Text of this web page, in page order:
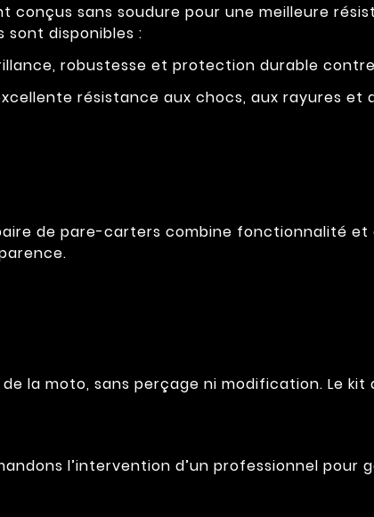
conçus sans soudure pour une meilleure
disponibles :
robustesse et protection durable contre
résistance aux chocs, aux rayures et
de pare-carters combine fonctionnalité et
la moto, sans perçage ni modification. Le kit
l’intervention d’un professionnel pour